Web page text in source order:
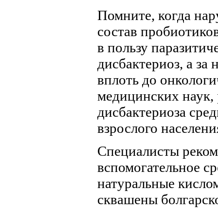
Помните, когда
состав
в пользу
дисбактериоз, а
вплоть до
медицинских
дисбактериоза
взрослого
Специалисты
вспомогательное
натуральные
сквашены